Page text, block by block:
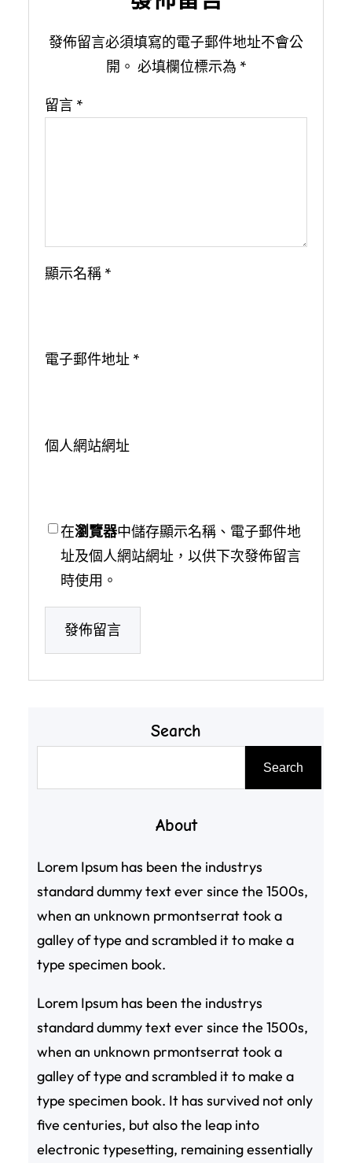
發佈留言必須填寫的電子郵件地址不會公
開。 必填欄位標示為 *
留言 *
顯示名稱 *
電子郵件地址 *
個人網站網址
在瀏覽器中儲存顯示名稱、電子郵件地
址及個人網站網址，以供下次發佈留言
時使用。
Search
Search
About
Lorem Ipsum has been the industrys
standard dummy text ever since the 1500s,
when an unknown prmontserrat took a
galley of type and scrambled it to make a
type specimen book.
Lorem Ipsum has been the industrys
standard dummy text ever since the 1500s,
when an unknown prmontserrat took a
galley of type and scrambled it to make a
type specimen book. It has survived not only
five centuries, but also the leap into
electronic typesetting, remaining essentially